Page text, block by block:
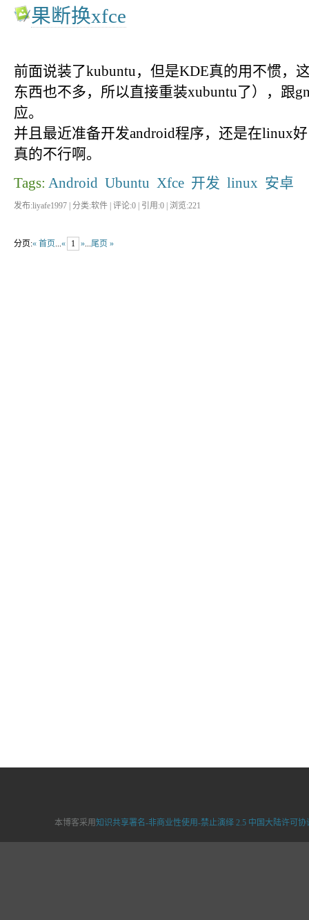
果断换xfce
前面说装了kubuntu，但是KDE真的用不惯，
东西也不多，所以直接重装xubuntu了），跟
应。
并且最近准备开发android程序，还是在linux
真的不行啊。
Tags: Android Ubuntu Xfce 开发 linux 安卓
发布:liyafe1997 | 分类:软件 | 评论:0 | 引用:0 | 浏览:221
分页:« 首页 « 1 » 尾页 »
本博客采用知识共享署名-非商业性使用-禁止演绎 2.5 中国大陆许可协